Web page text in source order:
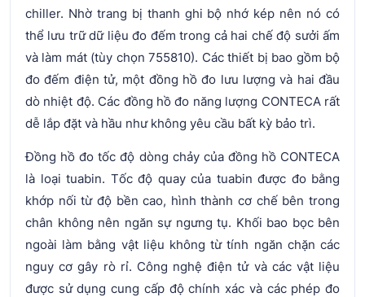
chiller. Nhờ trang bị thanh ghi bộ nhớ kép nên nó có
thể lưu trữ dữ liệu đo đếm trong cả hai chế độ sưởi ấm
và làm mát (tùy chọn 755810). Các thiết bị bao gồm bộ
đo đếm điện tử, một đồng hồ đo lưu lượng và hai đầu
dò nhiệt độ. Các đồng hồ đo năng lượng CONTECA rất
dễ lắp đặt và hầu như không yêu cầu bất kỳ bảo trì.
Đồng hồ đo tốc độ dòng chảy của đồng hồ CONTECA
là loại tuabin. Tốc độ quay của tuabin được đo bằng
khớp nối từ độ bền cao, hình thành cơ chế bên trong
chân không nên ngăn sự ngưng tụ. Khối bao bọc bên
ngoài làm bằng vật liệu không từ tính ngăn chặn các
nguy cơ gây rò rỉ. Công nghệ điện tử và các vật liệu
được sử dụng cung cấp độ chính xác và các phép đo